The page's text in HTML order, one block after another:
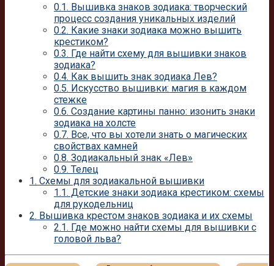
0.1. Вышивка знаков зодиака: творческий
процесс создания уникальных изделий
0.2. Какие знаки зодиака можно вышить
крестиком?
0.3. Где найти схему для вышивки знаков
зодиака?
0.4. Как вышить знак зодиака Лев?
0.5. Искусство вышивки: магия в каждом
стежке
0.6. Создание картины панно: изонить знаки
зодиака на холсте
0.7. Все, что вы хотели знать о магических
свойствах камней
0.8. Зодиакальный знак «Лев»
0.9. Телец
1. Схемы для зодиакальной вышивки
1.1. Детские знаки зодиака крестиком: схемы
для рукодельниц
2. Вышивка крестом знаков зодиака и их схемы
2.1. Где можно найти схемы для вышивки с
головой льва?